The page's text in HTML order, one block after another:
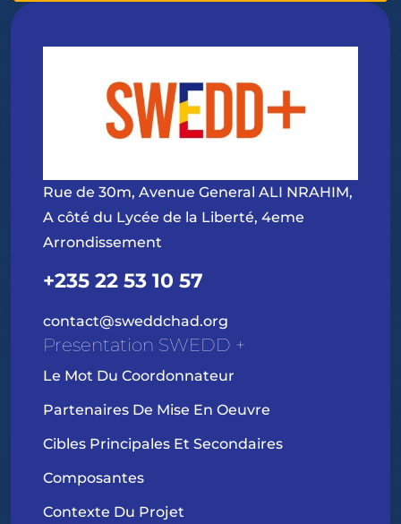
Rue de 30m, Avenue General ALI NRAHIM,
A côté du Lycée de la Liberté, 4eme
Arrondissement
+235 22 53 10 57
contact@sweddchad.org
Presentation SWEDD +
Le Mot Du Coordonnateur
Partenaires De Mise En Oeuvre
Cibles Principales Et Secondaires
Composantes
Contexte Du Projet